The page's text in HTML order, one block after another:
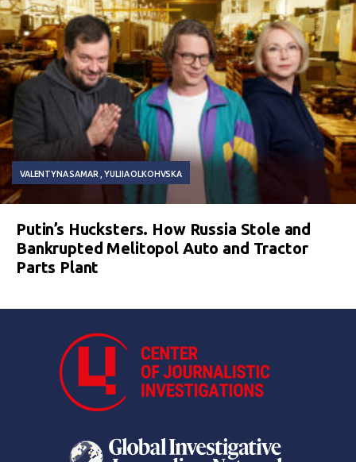
VALENTYNA SAMAR YULIIA OLKOHVSKA
Putin’s Hucksters. How Russia Stole and
Bankrupted Melitopol Auto and Tractor
Parts Plant